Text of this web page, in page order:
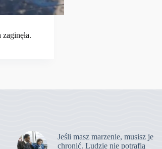
Jeśli masz marzenie, musisz je
chronić. Ludzie nie potrafią